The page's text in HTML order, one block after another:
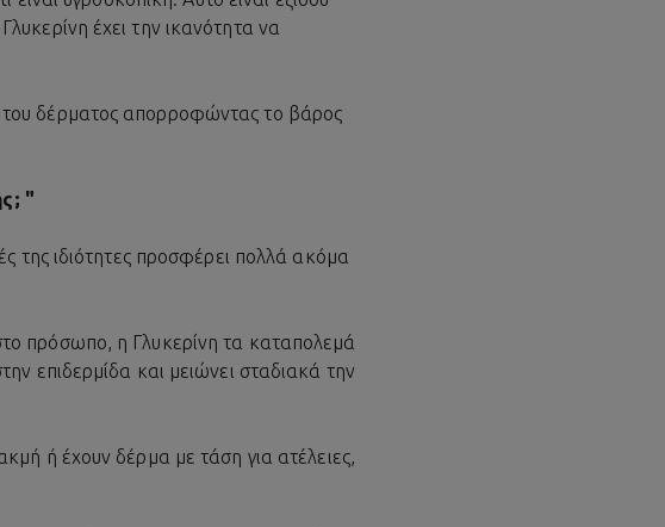
έχει την ικανότητα να
του δέρματος απορροφώντας το βάρος
"
της ιδιότητες προσφέρει πολλά ακόμα
πρόσωπο, η Γλυκερίνη τα καταπολεμά
επιδερμίδα και μειώνει σταδιακά την
ή έχουν δέρμα με τάση για ατέλειες,